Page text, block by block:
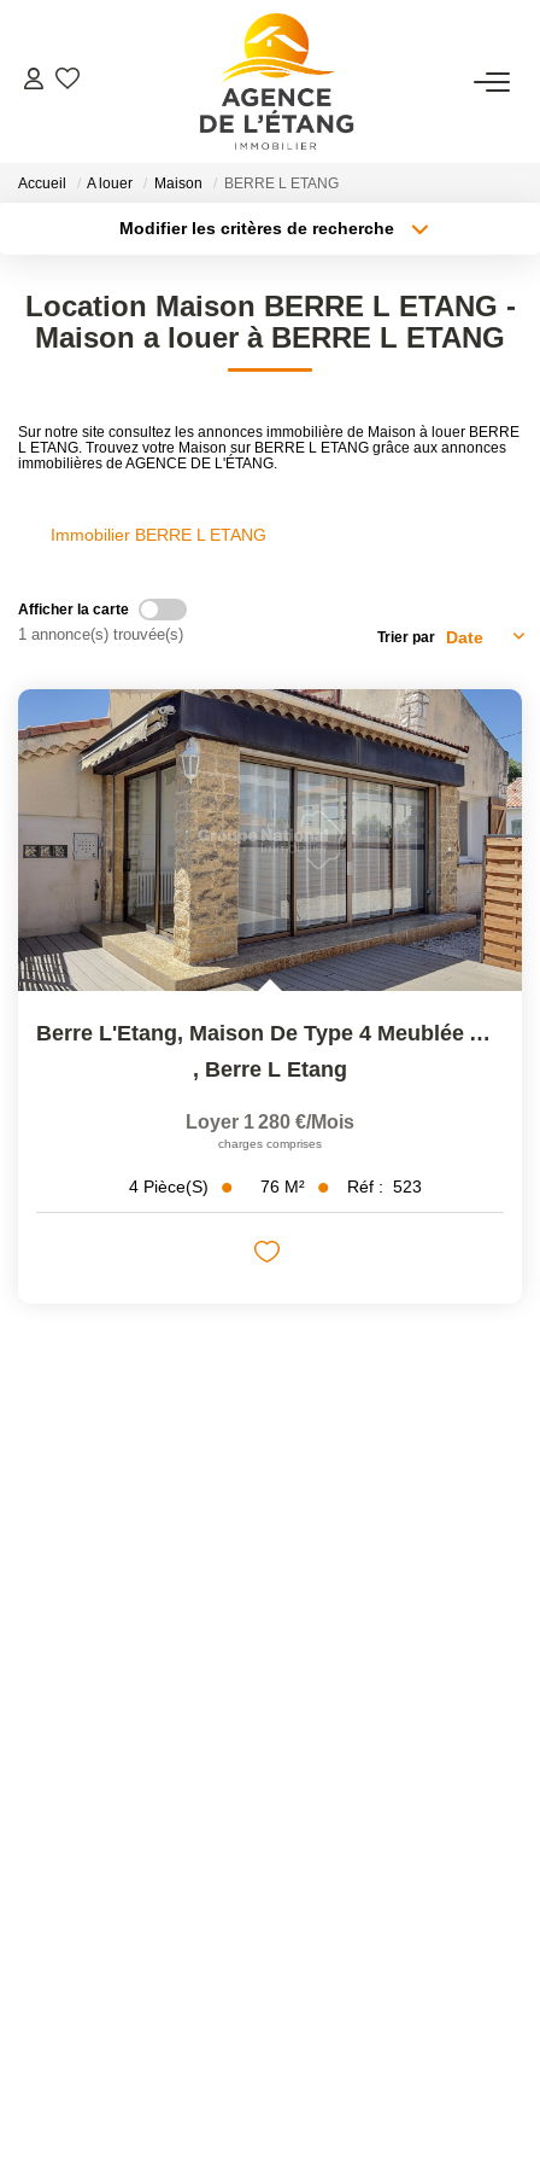
ACHETER
LOUER
FAIRE GÉRER
Louer Son Bien
CONTACT
Accueil A louer Maison BERRE L ETANG
Modifier les critères de recherche
Sélectionnez...
Type de bien
Surface min
Créer une alerte
Location Maison BERRE L ETANG -
Maison a louer à BERRE L ETANG
Sur notre site consultez les annonces immobilière de Maison à louer BERRE
L ETANG. Trouvez votre Maison sur BERRE L ETANG grâce aux annonces
immobilières de AGENCE DE L'ÉTANG.
Immobilier BERRE L ETANG
Afficher la carte
1 annonce(s) trouvée(s) Trier par
Berre L'Etang, Maison De Type 4 Meublée Avec Jardin.
, Berre L Etang
Loyer 1 280 €/mois
charges comprises
4 Pièce(s) 76 M² Réf : 523